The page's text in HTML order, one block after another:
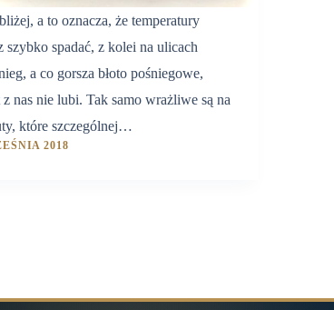
a to oznacza, że temperatury
szybko spadać, z kolei na ulicach
a co gorsza błoto pośniegowe,
nas nie lubi. Tak samo wrażliwe są na
które szczególnej…
2018